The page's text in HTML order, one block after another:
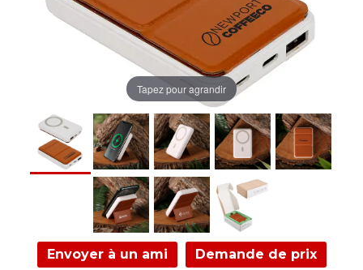
Tapez pour agrandir
Envoyer à un ami Demande de prix